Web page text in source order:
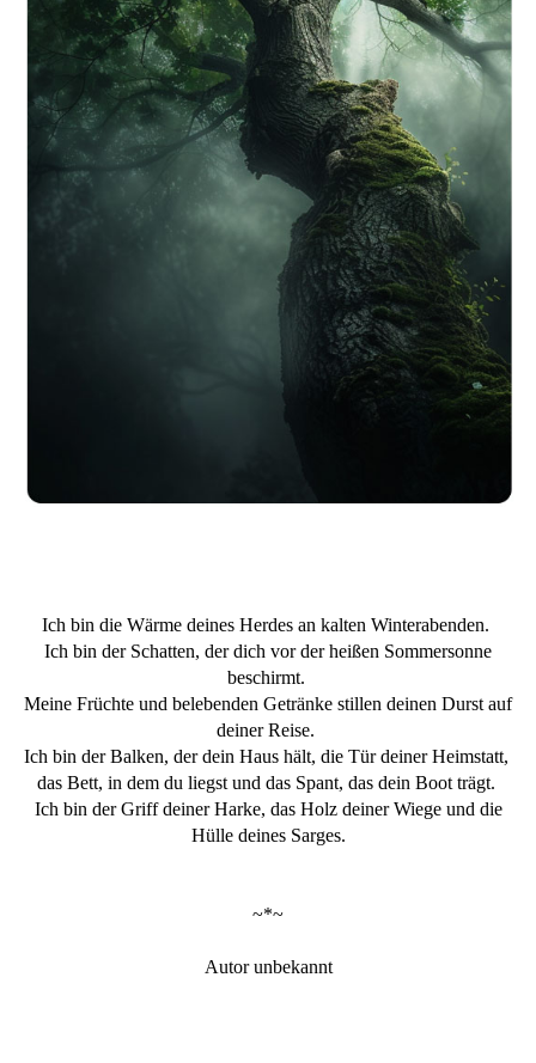
Ich bin die Wärme deines Herdes an kalten Winterabenden.
Ich bin der Schatten, der dich vor der heißen Sommersonne
beschirmt.
Meine Früchte und belebenden Getränke stillen deinen Durst auf
deiner Reise.
Ich bin der Balken, der dein Haus hält, die Tür deiner Heimstatt,
das Bett, in dem du liegst und das Spant, das dein Boot trägt.
Ich bin der Griff deiner Harke, das Holz deiner Wiege und die
Hülle deines Sarges.
~*~
Autor unbekannt